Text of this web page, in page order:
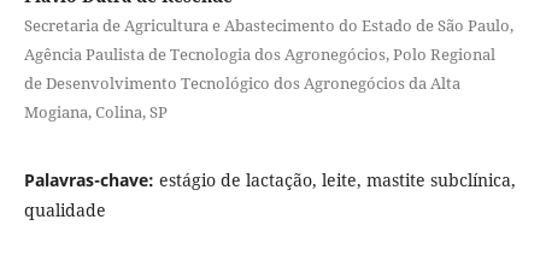
Secretaria de Agricultura e Abastecimento do Estado de São Paulo,
Agência Paulista de Tecnologia dos Agronegócios, Polo Regional
de Desenvolvimento Tecnológico dos Agronegócios da Alta
Mogiana, Colina, SP
Palavras-chave: estágio de lactação, leite, mastite subclínica,
qualidade